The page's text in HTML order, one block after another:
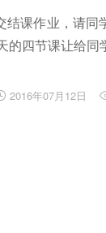
结课作业，请同
的四节课让给同
2016年07月12日